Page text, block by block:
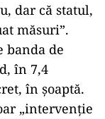
dar că statul,
măsuri”.
banda de
în 7,4
în șoaptă.
„intervenție